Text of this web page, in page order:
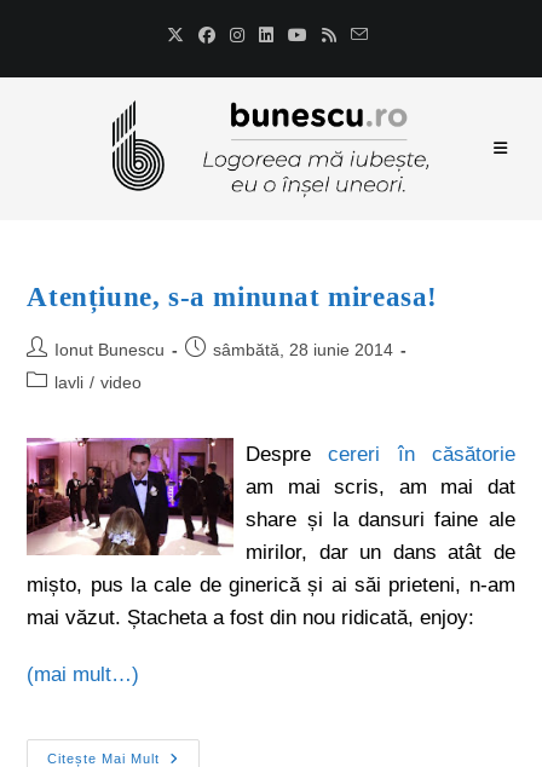
Atențiune, s-a minunat mireasa!
Ionut Bunescu
sâmbătă, 28 iunie 2014
lavli / video
Desprecereri în căsătorie
am mai scris, am mai dat
share și la dansuri faine ale
mirilor, dar un dans atât de
mișto, pus la cale de ginerică și ai săi prieteni, n-am
mai văzut. Ștacheta a fost din nou ridicată, enjoy:
(mai mult…)
Citește Mai Mult